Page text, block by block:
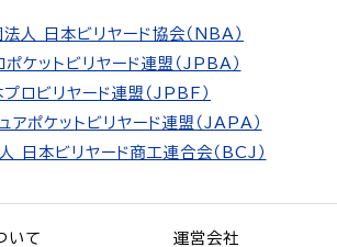
人 日本ビリヤード協会（NBA）
ポケットビリヤード連盟（JPBA）
プロビリヤード連盟（JPBF）
アポケットビリヤード連盟（JAPA）
日本ビリヤード商工連合会（BCJ）
いて 運営会社